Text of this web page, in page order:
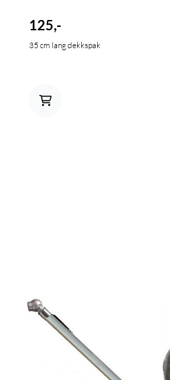
125,-
35 cm lang dekkspak